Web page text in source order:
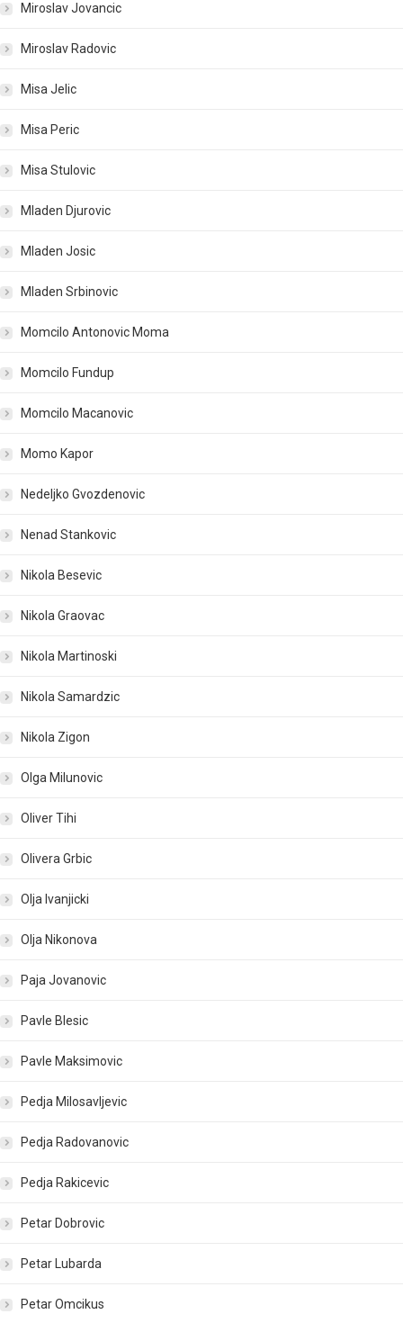
Miroslav Jovancic
Miroslav Radovic
Misa Jelic
Misa Peric
Misa Stulovic
Mladen Djurovic
Mladen Josic
Mladen Srbinovic
Momcilo Antonovic Moma
Momcilo Fundup
Momcilo Macanovic
Momo Kapor
Nedeljko Gvozdenovic
Nenad Stankovic
Nikola Besevic
Nikola Graovac
Nikola Martinoski
Nikola Samardzic
Nikola Zigon
Olga Milunovic
Oliver Tihi
Olivera Grbic
Olja Ivanjicki
Olja Nikonova
Paja Jovanovic
Pavle Blesic
Pavle Maksimovic
Pedja Milosavljevic
Pedja Radovanovic
Pedja Rakicevic
Petar Dobrovic
Petar Lubarda
Petar Omcikus